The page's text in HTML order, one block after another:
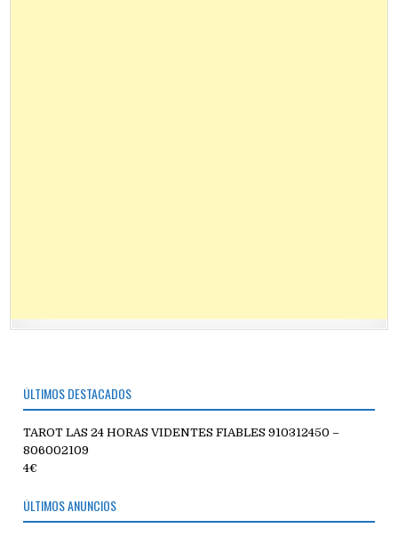
ÚLTIMOS DESTACADOS
TAROT LAS 24 HORAS VIDENTES FIABLES 910312450 –
806002109
4€
ÚLTIMOS ANUNCIOS